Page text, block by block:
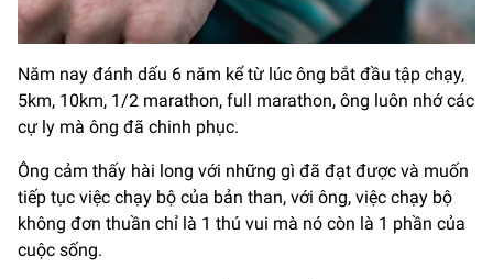
Năm nay đánh dấu 6 năm kể từ lúc ông bắt đầu tập chạy,
5km, 10km, 1/2 marathon, full marathon, ông luôn nhớ các
cự ly mà ông đã chinh phục.
Ông cảm thấy hài long với những gì đã đạt được và muốn
tiếp tục việc chạy bộ của bản than, với ông, việc chạy bộ
không đơn thuần chỉ là 1 thú vui mà nó còn là 1 phần của
cuộc sống.